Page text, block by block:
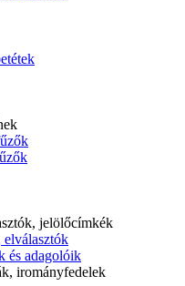
jelölőcímkék
elválasztók
és adagolóik
irományfedelek